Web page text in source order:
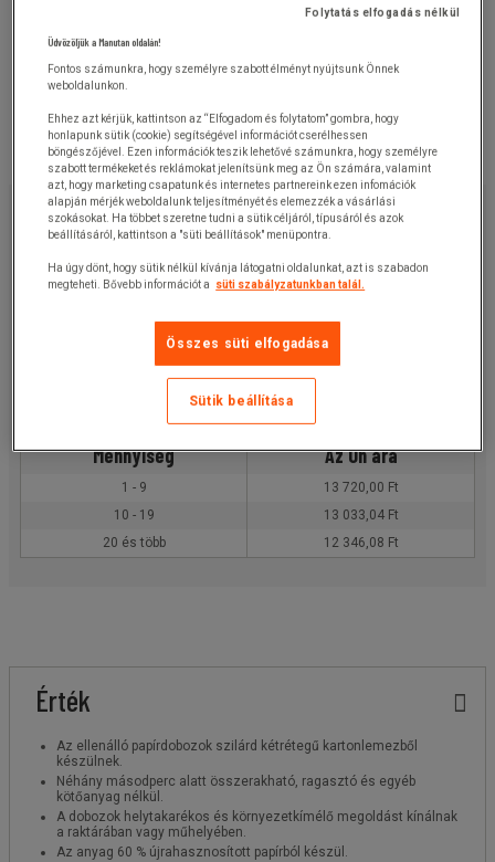
13 720,00 Ft+ÁFA
17 424,40 FtÁFÁ-val
készlet
Kosárba
Ajánlatkérés
Mennyiség Az Ön ára
1 - 9
13 720,00 Ft
10 - 19
13 033,04 Ft
20 és több
12 346,08 Ft
Érték
Az ellenálló papírdobozok szilárd kétrétegű kartonlemezből
készülnek.
Néhány másodperc alatt összerakható, ragasztó és egyéb
kötőanyag nélkül.
A dobozok helytakarékos és környezetkímélő megoldást kínálnak
a raktárában vagy műhelyében.
Az anyag 60 % újrahasznosított papírból készül.
Folytatás elfogadás nélkül
Üdvözöljük a Manutan oldalán!
Fontos számunkra, hogy személyre szabott élményt nyújtsunk Önnek
weboldalunkon.
Ehhez azt kérjük, kattintson az “Elfogadom és folytatom” gombra, hogy
honlapunk sütik (cookie) segítségével információt cserélhessen
böngészőjével. Ezen információk teszik lehetővé számunkra, hogy személyre
szabott termékeket és reklámokat jelenítsünk meg az Ön számára, valamint
azt, hogy marketing csapatunk és internetes partnereink ezen infomációk
alapján mérjék weboldalunk teljesítményét és elemezzék a vásárlási
szokásokat. Ha többet szeretne tudni a sütik céljáról, típusáról és azok
beállításáról, kattintson a "süti beállítások" menüpontra.
Ha úgy dönt, hogy sütik nélkül kívánja látogatni oldalunkat, azt is szabadon
megteheti. Bővebb információt a
süti szabályzatunkban talál.
Összes süti elfogadása
Sütik beállítása